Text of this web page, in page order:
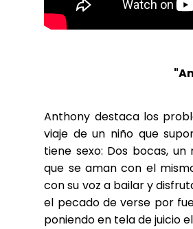
Anthony destaca los
viaje de un niño que
tiene sexo: Dos bocas,
que se aman con el
con su voz a bailar y
el pecado de verse por
poniendo en tela de juicio